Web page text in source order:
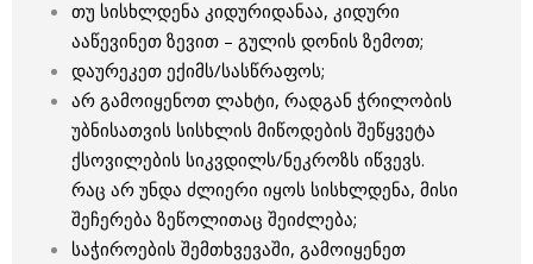
თუ სისხლდენა კიდურიდანაა, კიდური
ააწევინეთ ზევით – გულის დონის ზემოთ;
დაურეკეთ ექიმს/სასწრაფოს;
არ გამოიყენოთ ლახტი, რადგან ჭრილობის
უბნისათვის სისხლის მიწოდების შეწყვეტა
ქსოვილების სიკვდილს/ნეკროზს იწვევს.
რაც არ უნდა ძლიერი იყოს სისხლდენა, მისი
შეჩერება ზეწოლითაც შეიძლება;
საჭიროების შემთხვევაში, გამოიყენეთ